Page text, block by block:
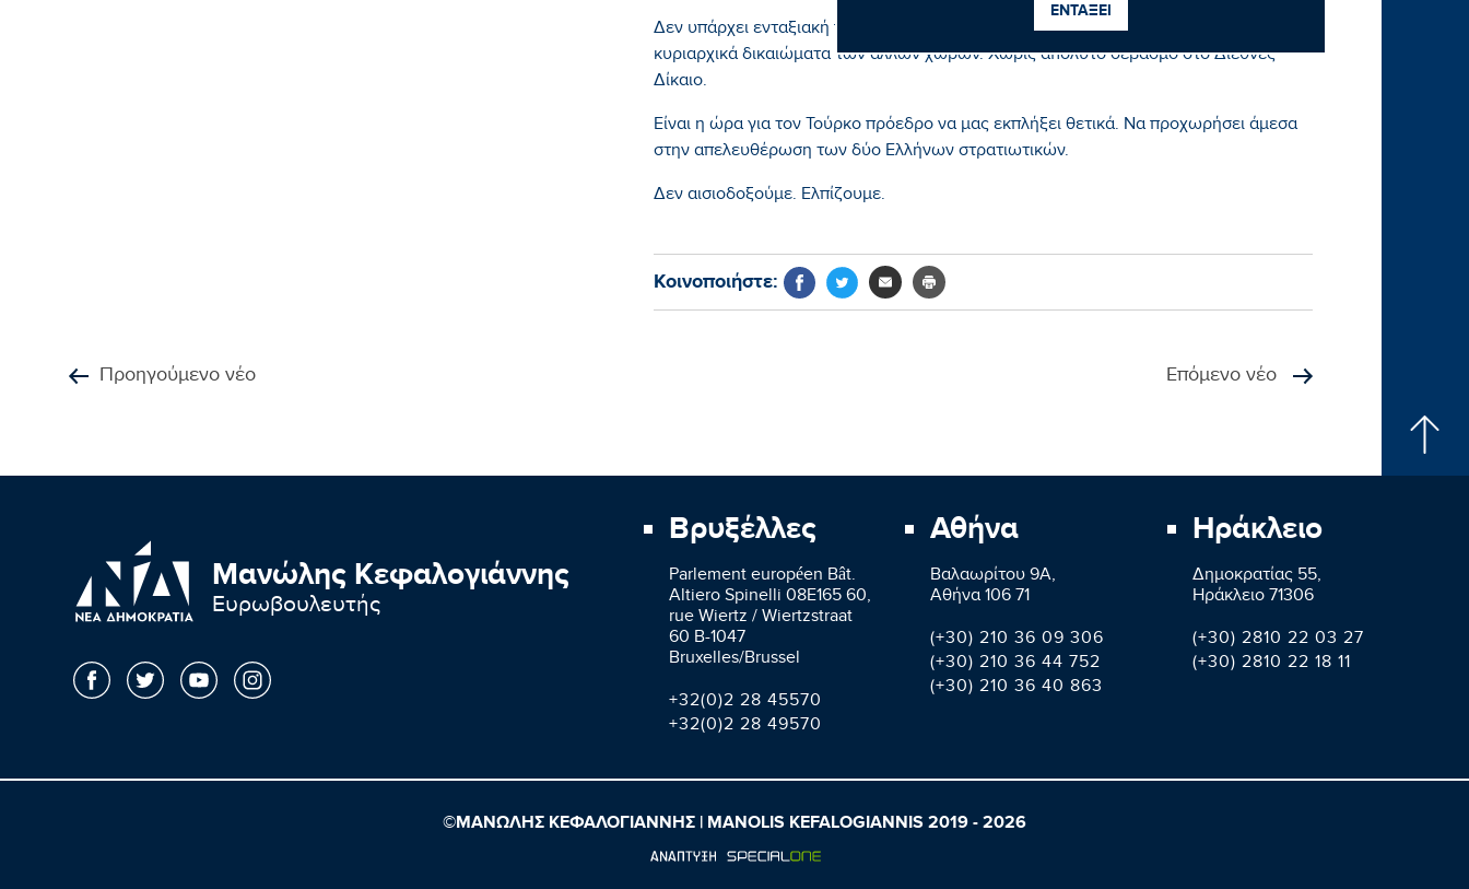
ΕΝΤΑΞΕΙ
Δεν υπάρχει ενταξιακή πορεία χωρίς σχέσεις καλής γειτονίας. Χωρίς σεβασμό στα
κυριαρχικά δικαιώματα των άλλων χωρών. Χωρίς απόλυτο σεβασμό στο Διεθνές
Δίκαιο.
Είναι η ώρα για τον Τούρκο πρόεδρο να μας εκπλήξει θετικά. Να προχωρήσει άμεσα
στην απελευθέρωση των δύο Ελλήνων στρατιωτικών.
Δεν αισιοδοξούμε. Ελπίζουμε.
Κοινοποιήστε:
Προηγούμενο νέο Επόμενο νέο
Μανώλης Κεφαλογιάννης
Ευρωβουλευτής
Βρυξέλλες
Parlement européen Bât.
Altiero Spinelli 08E165 60,
rue Wiertz / Wiertzstraat
60 B-1047
Bruxelles/Brussel
+32(0)2 28 45570
+32(0)2 28 49570
Αθήνα
Βαλαωρίτου 9A,
Aθήνα 106 71
(+30) 210 36 09 306
(+30) 210 36 44 752
(+30) 210 36 40 863
Ηράκλειο
Δημοκρατίας 55,
Ηράκλειο 71306
(+30) 2810 22 03 27
(+30) 2810 22 18 11
©ΜΑΝΩΛΗΣ ΚΕΦΑΛΟΓΙΑΝΝΗΣ | MANOLIS KEFALOGIANNIS 2019 - 2026